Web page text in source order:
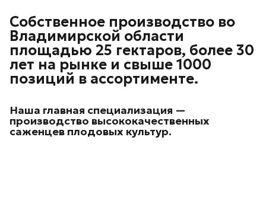
Собственное производство во
Владимирской области
площадью 25 гектаров, более 30
лет на рынке и свыше 1000
позиций в ассортименте.
Наша главная специализация —
производство высококачественных
саженцев плодовых культур.